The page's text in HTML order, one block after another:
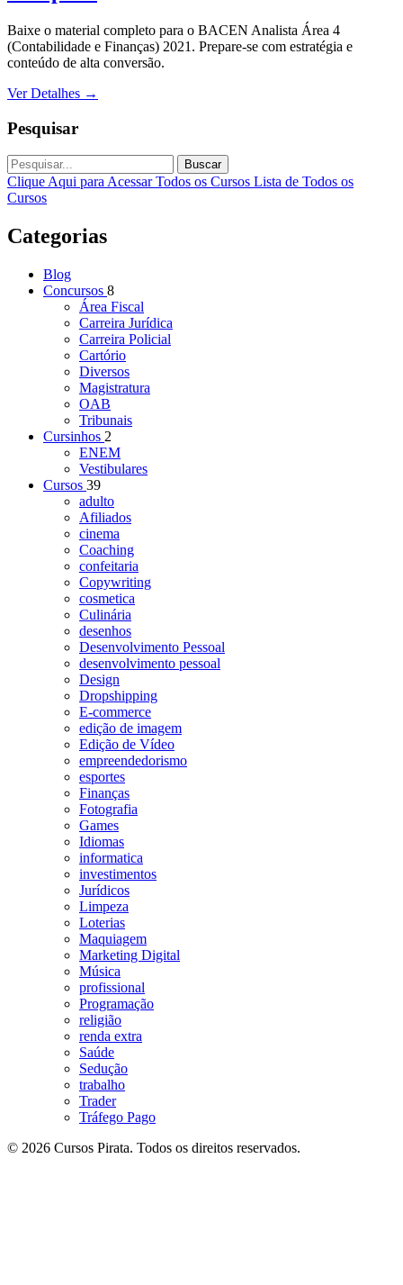
Baixe o material completo para o BACEN Analista Área 4
(Contabilidade e Finanças) 2021. Prepare-se com estratégia e
conteúdo de alta conversão.
Ver Detalhes →
Pesquisar
Buscar
Clique Aqui para Acessar Todos os Cursos Lista de Todos os
Cursos
Categorias
Blog
Concursos 8
Área Fiscal
Carreira Jurídica
Carreira Policial
Cartório
Diversos
Magistratura
OAB
Tribunais
Cursinhos 2
ENEM
Vestibulares
Cursos 39
adulto
Afiliados
cinema
Coaching
confeitaria
Copywriting
cosmetica
Culinária
desenhos
Desenvolvimento Pessoal
desenvolvimento pessoal
Design
Dropshipping
E-commerce
edição de imagem
Edição de Vídeo
empreendedorismo
esportes
Finanças
Fotografia
Games
Idiomas
informatica
investimentos
Jurídicos
Limpeza
Loterias
Maquiagem
Marketing Digital
Música
profissional
Programação
religião
renda extra
Saúde
Sedução
trabalho
Trader
Tráfego Pago
© 2026 Cursos Pirata. Todos os direitos reservados.